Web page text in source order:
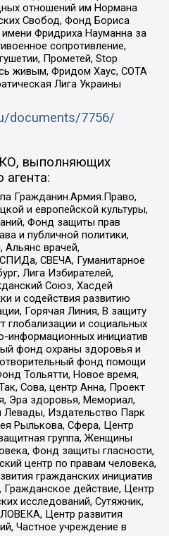
отношений им Нормана
Свобод, Фонд Бориса
Фридриха Науманна за
сопротивление,
Прометей, Stop
живым, Фридом Хаус, СОТА
Лига Украины
documents/7756/
выполняющих
агента:
Гражданин.Армия.Право,
и европейской культуры,
Фонд защиты прав
и публичной политики,
врачей,
СВЕЧА, Гуманитарное
Лига Избирателей,
Союз, Хасдей
и содействия развитию
Горячая Линия, В защиту
глобализации и социальных
информационных инициатив
фонд охраны здоровья и
фонд помощи
Тольятти, Новое время,
Сова, центр Анна, Проект
Эра здоровья, Мемориал,
Издательство Парк
Рылькова, Сфера, Центр
группа, Женщины
Фонд защиты гласности,
центр по правам человека,
гражданских инициатив
Гражданское действие, Центр
исследований, Сутяжник,
Центр развития
Частное учреждение в